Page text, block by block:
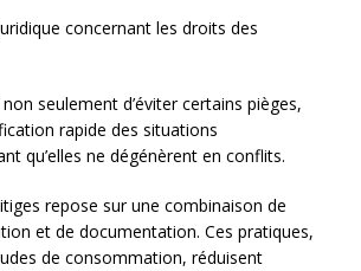
concernant les droits des
seulement d’éviter certains pièges,
rapide des situations
qu’elles ne dégénèrent en conflits.
repose sur une combinaison de
et de documentation. Ces pratiques,
de consommation, réduisent